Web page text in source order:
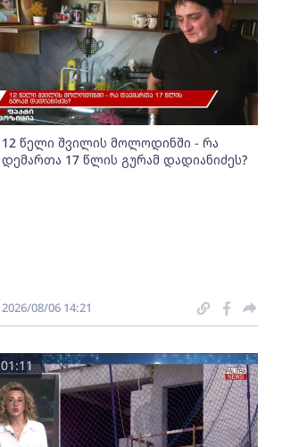
12 წელი შვილის მოლოდინში - რა
დემართა 17 წლის გურამ დადიანიძეს?
2026/08/06 14:21
01:11